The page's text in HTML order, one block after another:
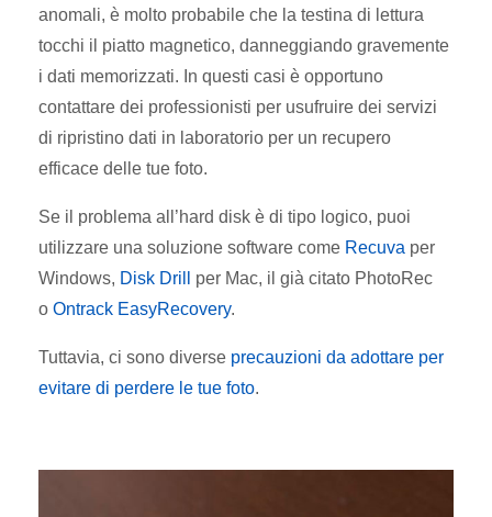
anomali, è molto probabile che la testina di lettura
tocchi il piatto magnetico, danneggiando gravemente
i dati memorizzati. In questi casi è opportuno
contattare dei professionisti per usufruire dei servizi
di ripristino dati in laboratorio per un recupero
efficace delle tue foto.
Se il problema all’hard disk è di tipo logico, puoi
utilizzare una soluzione software come Recuva per
Windows, Disk Drill
per Mac, il già citato PhotoRec
o Ontrack EasyRecovery.
Tuttavia, ci sono diverse precauzioni da adottare per
evitare di perdere le tue foto.